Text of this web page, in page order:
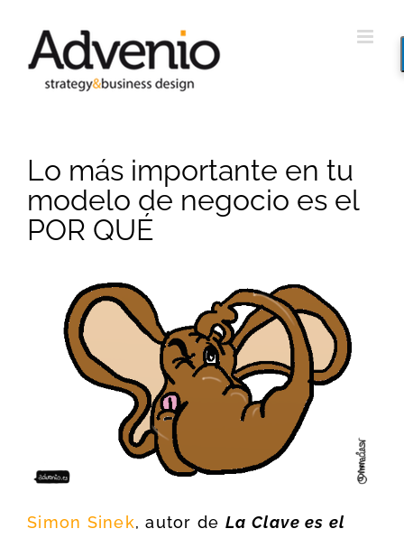
contenido
Lo más importante en tu
modelo de negocio es el
POR QUÉ
Simon Sinek, autor de La Clave es el